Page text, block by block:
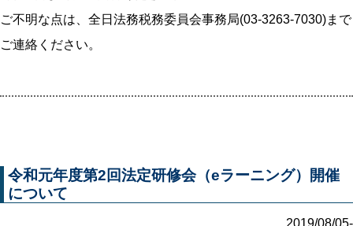
ご不明な点は、全日法務税務委員会事務局(03-3263-7030)まで
ご連絡ください。
令和元年度第2回法定研修会（eラーニング）開催
について
2019/08/05-